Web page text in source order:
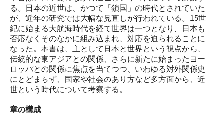
る。日本の近世は、かつて「鎖国」の時代とされていた
が、近年の研究では大幅な見直しが行われている。15世
紀に始まる大航海時代を経て世界は一つとなり、日本も
否応なくそのなかに組み込まれ、対応を迫られることに
なった。本書は、主として日本と世界という視点から、
伝統的な東アジアとの関係、さらに新たに始まったヨー
ロッパとの関係に焦点を当てつつ、いわゆる対外関係史
にとどまらず、国家や社会のあり方など多方面から、近
世という時代について考察する。
章の構成